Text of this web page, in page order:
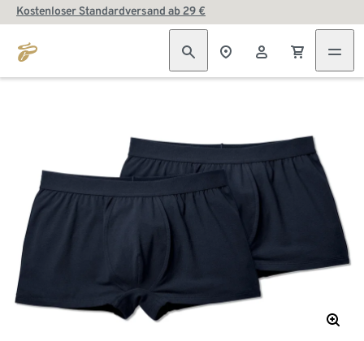
Kostenloser Standardversand ab 29 €